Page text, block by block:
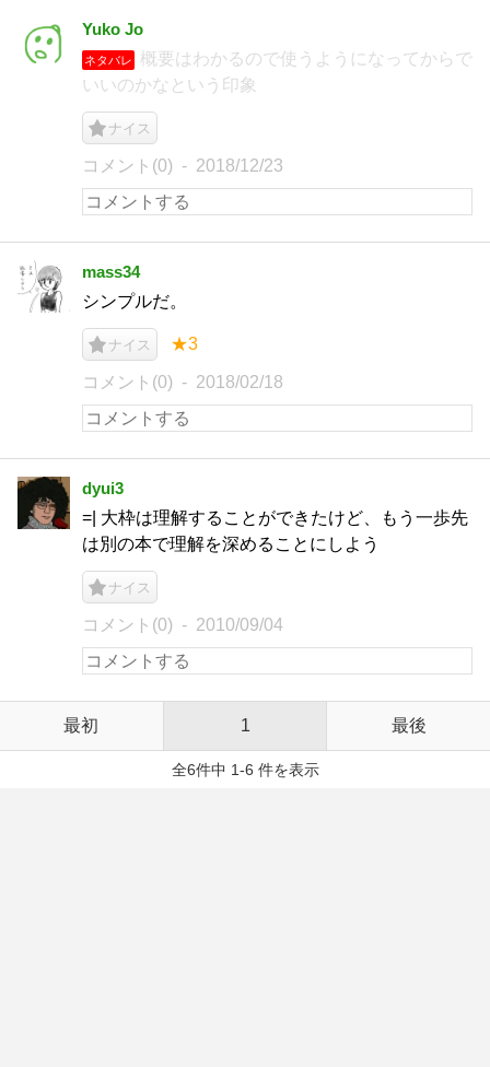
Yuko Jo
ネタバレ
概要はわかるので使うようになってからで
いいのかなという印象
ナイス
コメント(0) 2018/12/23
mass34
シンプルだ。
ナイス ★3
コメント(0) 2018/02/18
dyui3
=| 大枠は理解することができたけど、もう一歩先
は別の本で理解を深めることにしよう
ナイス
コメント(0) 2010/09/04
最初 1 最後
全6件中 1-6 件を表示